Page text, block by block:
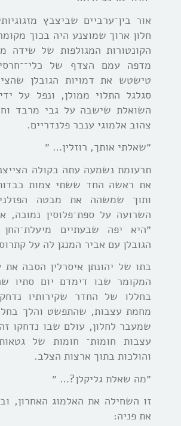
אור בין־ערביים שביצבץ
חלון ארוך שמוצנע היה בכוך
הקונטורות המגולפות של שידה
מדפה עמם הצדף של
טישטש את דמויות הגובלן
סגלגל התלוי ממולן, ונפל על
השואלת שישבה על גבי מרבד
צהוב אלמוגי ענבר פלנדריים.
״שאלתי אותך, רוזלין… ״
תרעומת נשמעה עתה בקולה
את ראשה החד ששתי צמות
ותוך שמשהה את מבטה
השרועה על ספת־פלוסין נמוכה,
״היא יפה שבעתיים
הגובלן עם אביר המנגן לה על
בתו של יהונתן איסרלין הסבה את
המקומר שבו דימדם יום סתיו
בחללו של החדר שקירותיו
מחמת עצבות, שהתפשט והלך
שמעבר לחלון, עולם שבו נדחקו
עצבות חומות־ חומות של
והולכות בתוך ארצות הצלב.
״מה שאלת גליקלן?… ״
זו השחילה את האלמוג האחרון,
את פניה: